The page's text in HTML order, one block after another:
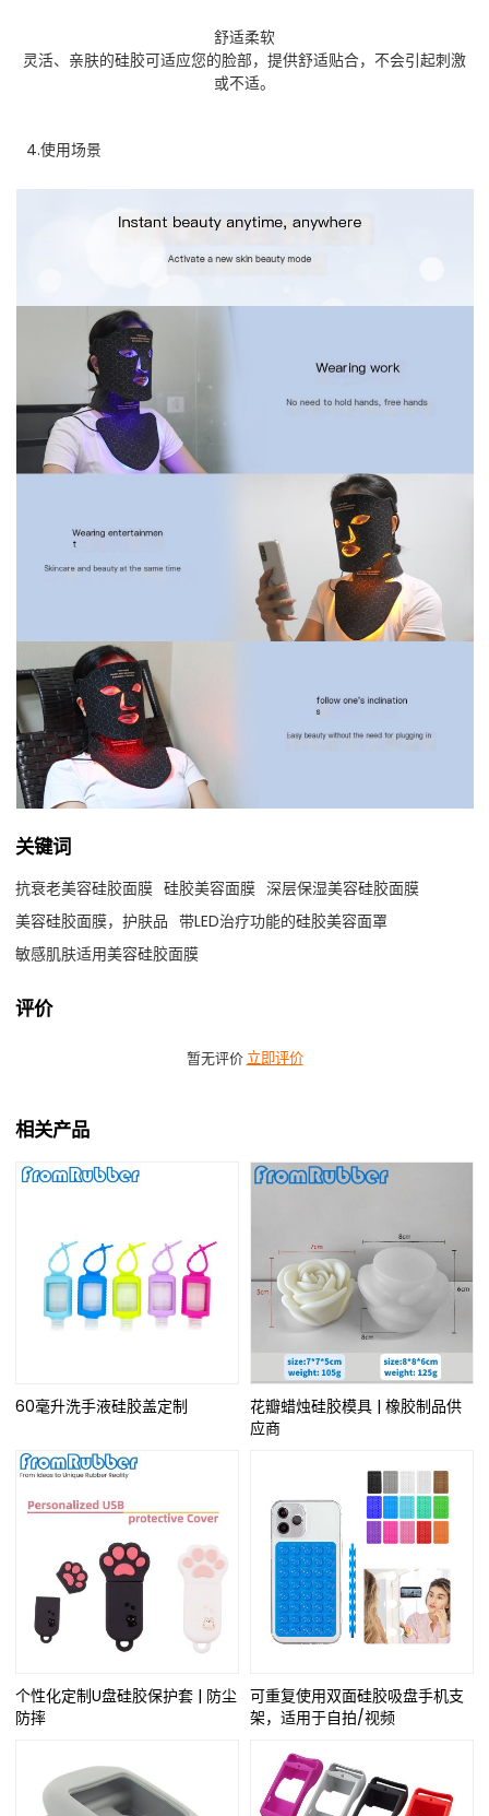
舒适柔软
灵活、亲肤的硅胶可适应您的脸部，提供舒适贴合，不会引起刺激
或不适。
4.使用场景
关键词
抗衰老美容硅胶面膜 硅胶美容面膜 深层保湿美容硅胶面膜
美容硅胶面膜，护肤品 带LED治疗功能的硅胶美容面罩
敏感肌肤适用美容硅胶面膜
评价
暂无评价 立即评价
相关产品
60毫升洗手液硅胶盖定制
花瓣蜡烛硅胶模具 | 橡胶制品供
应商
个性化定制U盘硅胶保护套 | 防尘
防摔
可重复使用双面硅胶吸盘手机支
架，适用于自拍/视频